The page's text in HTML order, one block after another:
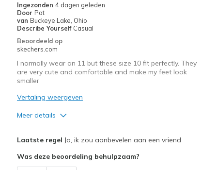
Ingezonden 4 dagen geleden
Door Pat
van Buckeye Lake, Ohio
Describe Yourself Casual
Beoordeeld op
skechers.com
I normally wear an 11 but these size 10 fit perfectly. They
are very cute and comfortable and make my feet look
smaller
Vertaling weergeven
Meer details
Comfortable
Laatste regel Ja, ik zou aanbevelen aan een vriend
Was deze beoordeling behulpzaam?